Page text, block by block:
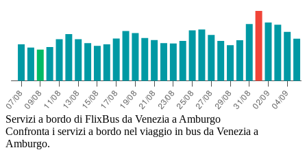
Servizi a bordo di FlixBus da Venezia a Amburgo
Confronta i servizi a bordo nel viaggio in bus da Venezia a
Amburgo.